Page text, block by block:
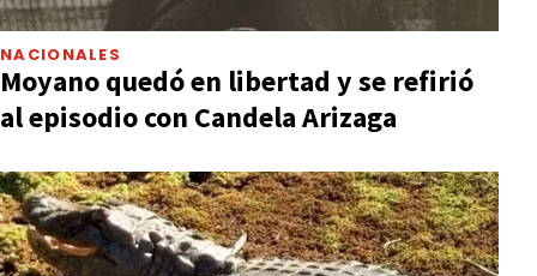
NACIONALES
Moyano quedó en libertad y se refirió
al episodio con Candela Arizaga